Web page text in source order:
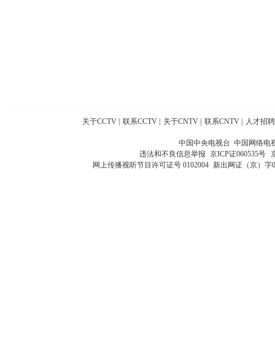
关于CCTV 联系CCTV 关于CNTV 联系CNTV 人才招聘
中国中央电视台 中国网络电
违法和不良信息举报 京ICP证060535号
网上传播视听节目许可证号 0102004 新出网证（京）